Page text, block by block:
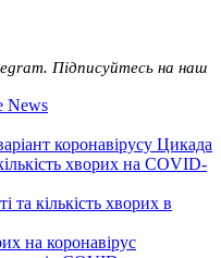
Підписуйтесь на наш
News
коронавірусу Цикада
хворих на COVID-
кількість хворих в
на коронавірус